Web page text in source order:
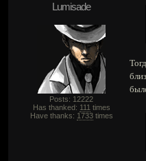
Lumisade
Posts: 12222
Has thanked: 111 times
Have thanks: 1733times